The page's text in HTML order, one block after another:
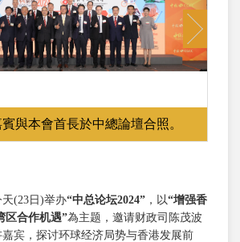
與本會首長於中總論壇合照。
Next
(23日)举办“中总论坛2024” ，以“增强香
区合作机遇”為主题，邀请财政司陈茂波
宾，探讨环球经济局势与香港发展前